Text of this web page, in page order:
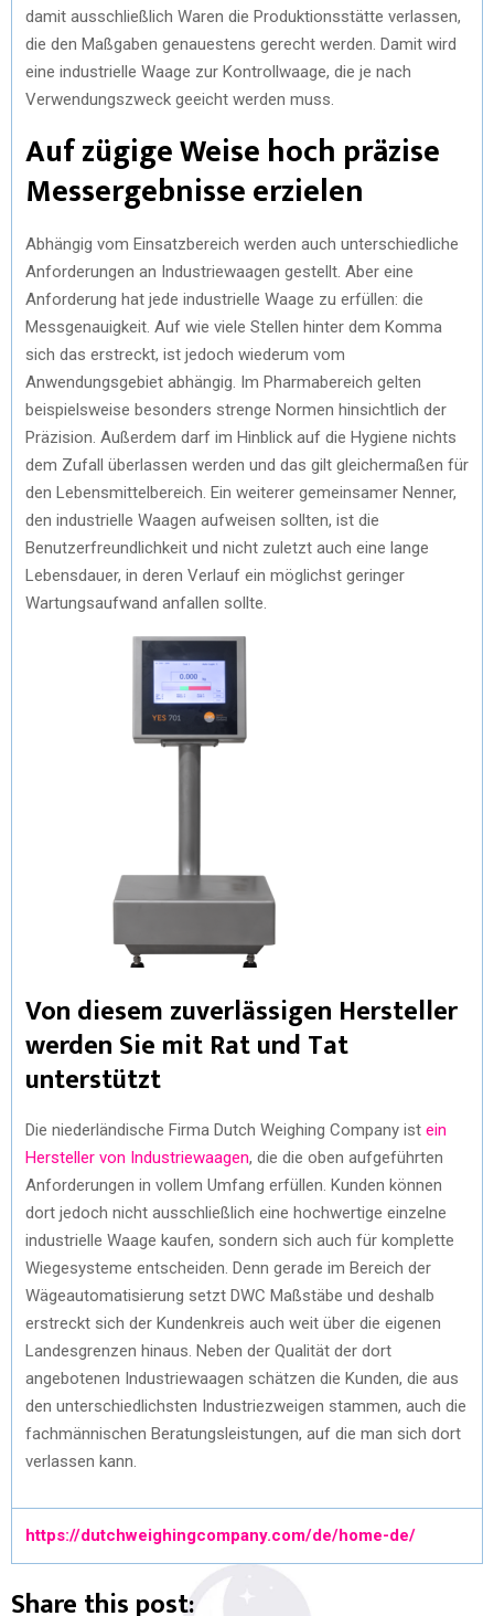
damit ausschließlich Waren die Produktionsstätte verlassen,
die den Maßgaben genauestens gerecht werden. Damit wird
eine industrielle Waage zur Kontrollwaage, die je nach
Verwendungszweck geeicht werden muss.
Auf zügige Weise hoch präzise
Messergebnisse erzielen
Abhängig vom Einsatzbereich werden auch unterschiedliche
Anforderungen an Industriewaagen gestellt. Aber eine
Anforderung hat jede industrielle Waage zu erfüllen: die
Messgenauigkeit. Auf wie viele Stellen hinter dem Komma
sich das erstreckt, ist jedoch wiederum vom
Anwendungsgebiet abhängig. Im Pharmabereich gelten
beispielsweise besonders strenge Normen hinsichtlich der
Präzision. Außerdem darf im Hinblick auf die Hygiene nichts
dem Zufall überlassen werden und das gilt gleichermaßen für
den Lebensmittelbereich. Ein weiterer gemeinsamer Nenner,
den industrielle Waagen aufweisen sollten, ist die
Benutzerfreundlichkeit und nicht zuletzt auch eine lange
Lebensdauer, in deren Verlauf ein möglichst geringer
Wartungsaufwand anfallen sollte.
Von diesem zuverlässigen Hersteller
werden Sie mit Rat und Tat
unterstützt
Die niederländische Firma Dutch Weighing Company ist ein
Hersteller von Industriewaagen, die die oben aufgeführten
Anforderungen in vollem Umfang erfüllen. Kunden können
dort jedoch nicht ausschließlich eine hochwertige einzelne
industrielle Waage kaufen, sondern sich auch für komplette
Wiegesysteme entscheiden. Denn gerade im Bereich der
Wägeautomatisierung setzt DWC Maßstäbe und deshalb
erstreckt sich der Kundenkreis auch weit über die eigenen
Landesgrenzen hinaus. Neben der Qualität der dort
angebotenen Industriewaagen schätzen die Kunden, die aus
den unterschiedlichsten Industriezweigen stammen, auch die
fachmännischen Beratungsleistungen, auf die man sich dort
verlassen kann.
https://dutchweighingcompany.com/de/home-de/
Share this post: